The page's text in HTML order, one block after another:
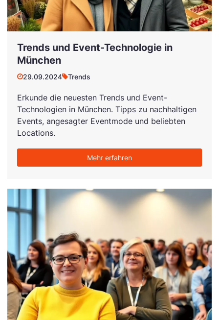
Trends und Event-Technologie in
München
29.09.2024 Trends
Erkunde die neuesten Trends und Event-
Technologien in München. Tipps zu nachhaltigen
Events, angesagter Eventmode und beliebten
Locations.
Mehr erfahren